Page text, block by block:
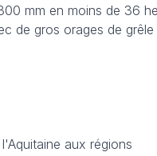
mm en moins de 36
de gros orages de
aux régions